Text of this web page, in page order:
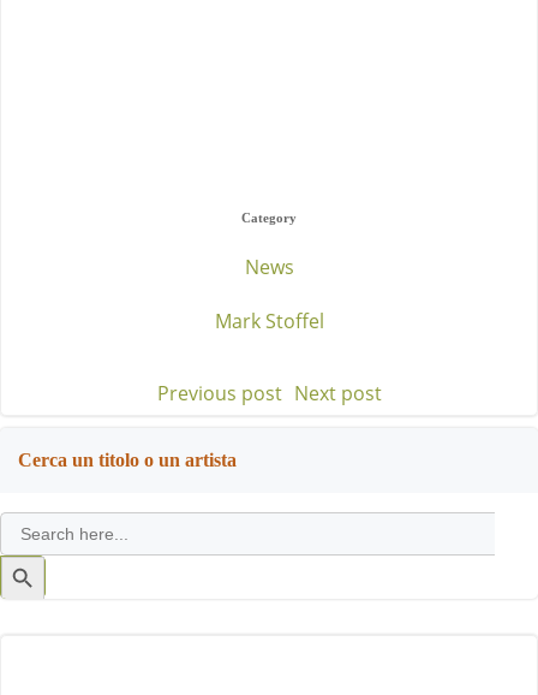
Category
News
Mark Stoffel
Post
navigation
Previous post Post
Next post
Cerca un titolo o un artista
Search
for:
Search
Button